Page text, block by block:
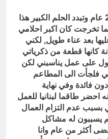
الشاب مصطفى عبد الحسين 26 عام وتبدد الحلم الكبير هذا
تخرجت كان اكبر احلامي
بعد عناء طويل, لكني
كانها قطعة من ذكرياتي
على عمل يناسبني لكن
فلجأت الى المطاعم
فائدة وفي نهاية
طاقما لبنانيا للعمل
بسبب عدم التزام العمال
يسببون له مشاكل
أكثر من عام وانا